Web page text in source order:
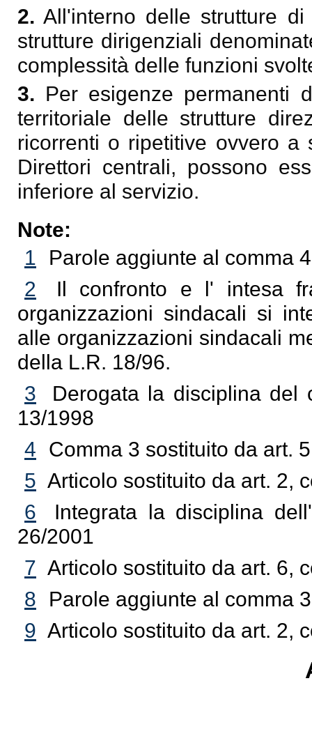
2. All'interno delle strutture
strutture dirigenziali
complessità delle funzioni
3. Per esigenze permanenti
territoriale delle strutture
ricorrenti o ripetitive ovvero
Direttori centrali, possono
inferiore al servizio.
Note:
1
Parole aggiunte al comma
2
Il confronto e l' intesa
organizzazioni sindacali si
alle organizzazioni sindacali
della L.R. 18/96.
3
Derogata la disciplina
13/1998
4 Comma 3 sostituito da art.
5 Articolo sostituito da art. 2,
6
Integrata la disciplina
26/2001
7 Articolo sostituito da art. 6,
8
Parole aggiunte al comma
9 Articolo sostituito da art. 2,